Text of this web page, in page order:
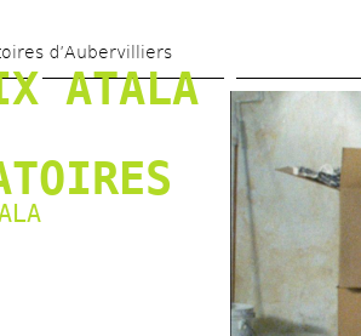
d’Aubervilliers
ATALA